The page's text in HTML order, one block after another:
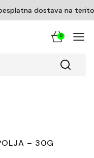
dostava na
0
– 30G